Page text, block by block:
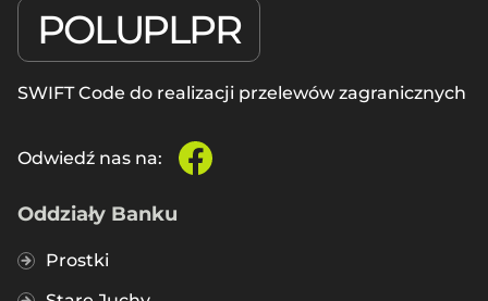
POLUPLPR
SWIFT Code do realizacji przelewów zagranicznych
Odwiedź nas na: facebook
Oddziały Banku
Prostki